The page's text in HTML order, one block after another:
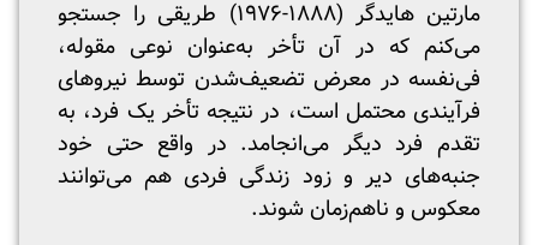
مارتین هایدگر (۱۸۸۸-۱۹۷۶) طریقی را جستجو
می‌کنم که در آن تأخر به‌عنوان نوعی مقوله،
فی‌نفسه در معرض تضعیف‌شدن توسط نیروهای
فرآیندی محتمل است، در نتیجه تأخر یک فرد، به
تقدم فرد دیگر می‌انجامد. در واقع حتی خود
جنبه‌های دیر و زود زندگی فردی هم‌ می‌توانند
معکوس و ناهم‌زمان شوند.